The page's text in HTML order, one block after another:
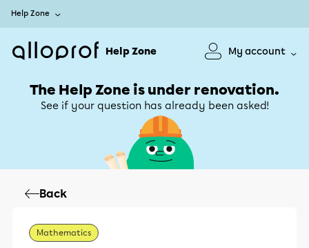
Help Zone
Help Zone My account
The Help Zone is under renovation.
See if your question has already been asked!
Back
Mathematics